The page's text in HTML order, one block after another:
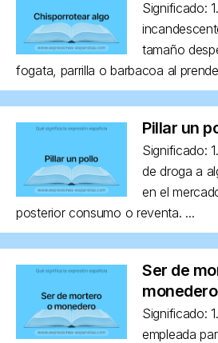
Significado:
tamaño
fogata, parrilla o barbacoa al
Pillar un
Significado:
de droga a
en el
posterior consumo o reventa. ...
Ser de
monedero
Significado:
empleada